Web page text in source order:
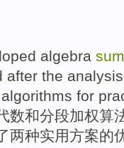
algebra sum
after the analysis
algorithms for
数和分段加权算
两种实用方案的